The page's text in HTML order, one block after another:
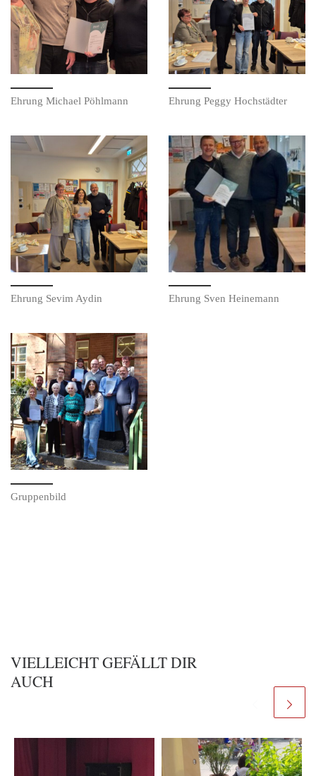
Ehrung Michael Pöhlmann Ehrung Peggy Hochstädter
Ehrung Sevim Aydin Ehrung Sven Heinemann
Gruppenbild
VIELLEICHT GEFÄLLT DIR
AUCH